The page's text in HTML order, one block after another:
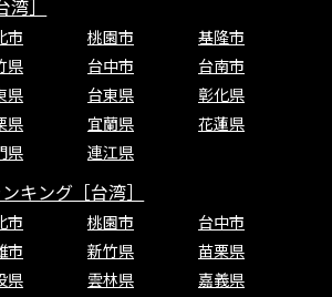
］
市 桃園市
基隆市
県 台中市
台南市
県 台東県
彰化県
県 宜蘭県
花蓮県
県 連江県
キング［台湾］
市 桃園市
台中市
市 新竹県
苗栗県
県 雲林県
嘉義県